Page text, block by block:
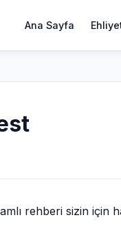
Ana Sayfa
rehberi sizin için